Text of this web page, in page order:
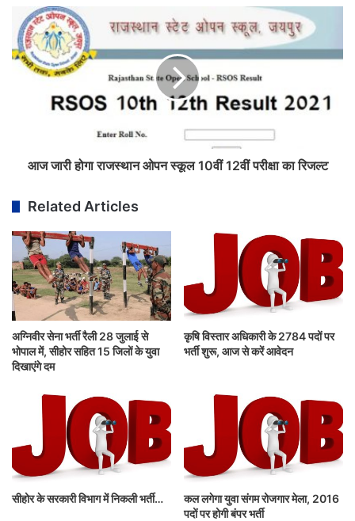
आज जारी होगा राजस्थान ओपन स्कूल 10वीं 12वीं परीक्षा का रिजल्ट
Related Articles
अग्निवीर सेना भर्ती रैली 28 जुलाई से
भोपाल में, सीहोर सहित 15 जिलों के युवा
दिखाएंगे दम
कृषि विस्तार अधिकारी के 2784 पदों पर
भर्ती शुरू, आज से करें आवेदन
सीहोर के सरकारी विभाग में निकली भर्ती…
कल लगेगा युवा संगम रोजगार मेला, 2016
पदों पर होगी बंपर भर्ती